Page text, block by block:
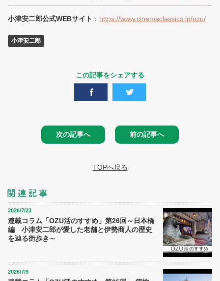
小津安二郎公式WEBサイト ： https://www.cinemaclassics.jp/ozu/
小津安二郎
この記事をシェアする
次の記事へ 前の記事へ
TOPへ戻る
2026/7/23
連載コラム「OZU活のすすめ」第26回～日本橋
編 小津安二郎が愛した老舗と伊勢商人の歴史
を辿る街歩き～
2026/7/9